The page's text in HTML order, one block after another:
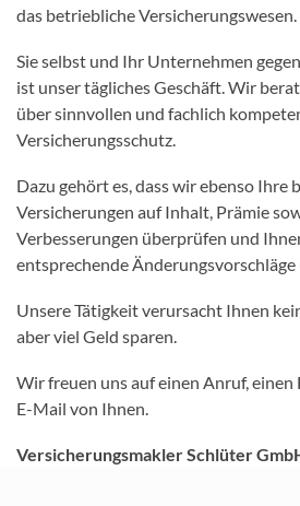
das betriebliche Versicherungswesen.
Sie selbst und Ihr Unternehmen
ist unser tägliches Geschäft. Wir
über sinnvollen und fachlich
Versicherungsschutz.
Dazu gehört es, dass wir ebenso Ihre
Versicherungen auf Inhalt, Prämie
Verbesserungen überprüfen und
entsprechende
Unsere Tätigkeit verursacht Ihnen
aber viel Geld sparen.
Wir freuen uns auf einen Anruf, einen
E-Mail von Ihnen.
Versicherungsmakler Schlüter